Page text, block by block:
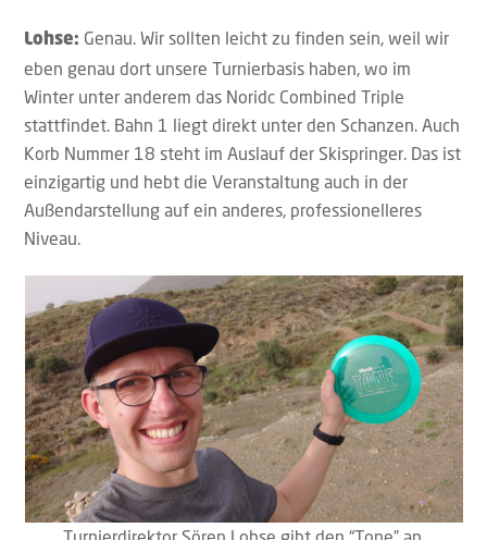
Lohse: Genau. Wir sollten leicht zu finden sein, weil wir
eben genau dort unsere Turnierbasis haben, wo im
Winter unter anderem das Noridc Combined Triple
stattfindet. Bahn 1 liegt direkt unter den Schanzen. Auch
Korb Nummer 18 steht im Auslauf der Skispringer. Das ist
einzigartig und hebt die Veranstaltung auch in der
Außendarstellung auf ein anderes, professionelleres
Niveau.